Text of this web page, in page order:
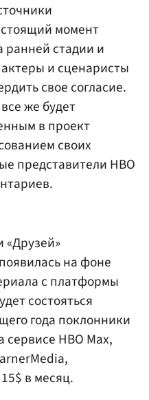
момент
ранней стадии и
и сценаристы
свое согласие.
же будет
в проект
своих
представители HBO
«Друзей»
на фоне
с платформы
состояться
года поклонники
сервисе HBO Max,
в месяц.